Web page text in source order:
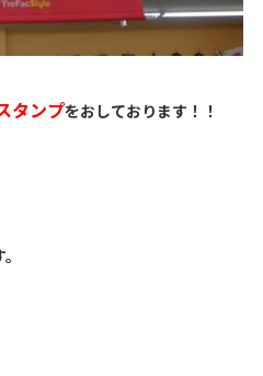
タンプをおしております！！